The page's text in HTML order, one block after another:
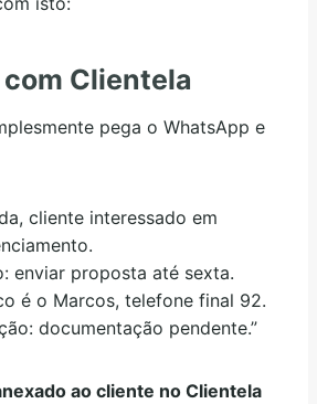
Clientela
pega o WhatsApp e
cliente interessado em
enviar proposta até sexta.
é o Marcos, telefone final 92.
documentação pendente.”
ao cliente no Clientela